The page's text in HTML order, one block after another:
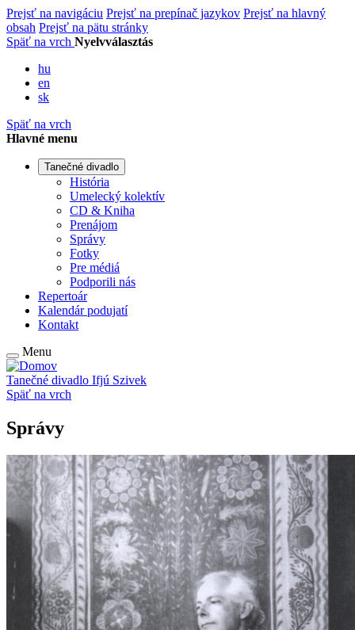
Prejsť na navigáciu Prejsť na prepínač jazykov Prejsť na hlavný
obsah Prejsť na pätu stránky
Späť na vrch Nyelvválasztás
hu
en
sk
Späť na vrch
Hlavné menu
Tanečné divadlo
História
Umelecký kolektív
CD & Kniha
Prenájom
Správy
Fotky
Pre médiá
Podporili nás
Repertoár
Kalendár podujatí
Kontakt
Menu
Tanečné divadlo Ifjú Szivek
Späť na vrch
Správy